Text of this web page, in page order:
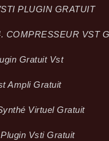
PLUGIN GRATUIT
COMPRESSEUR VST
Gratuit Vst
Ampli Gratuit
Virtuel Gratuit
Vsti Gratuit